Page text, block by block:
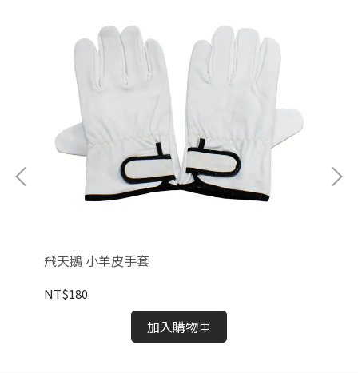
飛天鵝 小羊皮手套
NT$180
加入購物車